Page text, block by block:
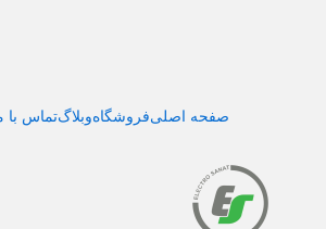
فروشگاه وبلاگ تماس با مادرباره ما